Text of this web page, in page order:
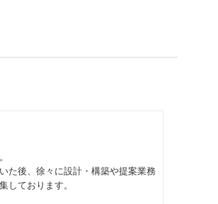
た後、徐々に設計・構築や提案業務
しております。